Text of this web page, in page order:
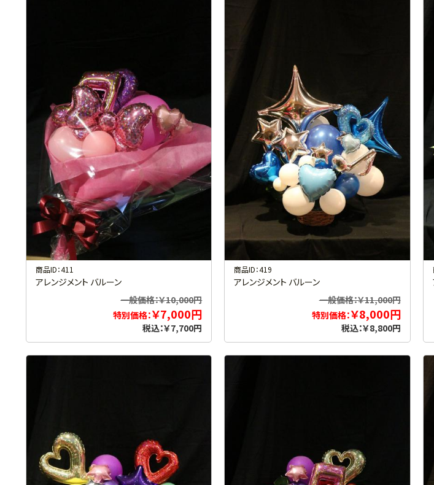
商品ID：411
アレンジメント バルーン
一般価格：￥10,000円
特別価格：￥7,000円
税込：￥7,700円
商品ID：419
アレンジメント バルーン
一般価格：￥11,000円
特別価格：￥8,000円
税込：￥8,800円